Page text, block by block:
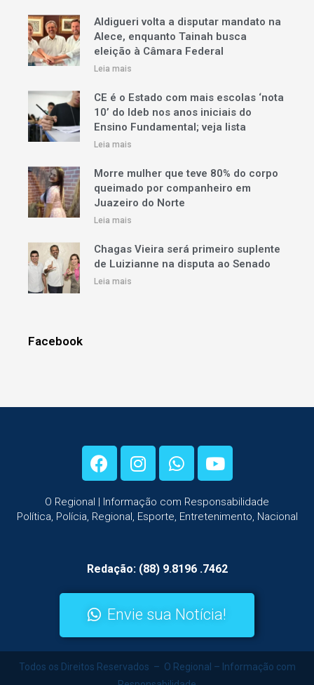
Aldigueri volta a disputar mandato na
Alece, enquanto Tainah busca
eleição à Câmara Federal
Leia mais
CE é o Estado com mais escolas ‘nota
10’ do Ideb nos anos iniciais do
Ensino Fundamental; veja lista
Leia mais
Morre mulher que teve 80% do corpo
queimado por companheiro em
Juazeiro do Norte
Leia mais
Chagas Vieira será primeiro suplente
de Luizianne na disputa ao Senado
Leia mais
Facebook
O Regional | Informação com Responsabilidade
Política, Polícia, Regional, Esporte, Entretenimento, Nacional
Redação: (88) 9.8196 .7462
Envie sua Notícia!
Todos os Direitos Reservados – O Regional – Informação com